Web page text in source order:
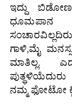
ಇದ್ದು
ಧೂಮಪಾನ
ಗಾಳಿ,ಮೈ
ಮಾತಿಲ್ಲ.
ನಮ್ಮ ಫೋಟೋ